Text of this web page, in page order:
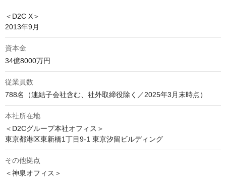
＜D2C X＞
資本金
34億8000万円
従業員数
788名（連結子会社含む、社外取締役除く／2025年3月末時点）
本社所在地
＜D2Cグループ本社オフィス＞
東京都港区東新橋1丁目9-1 東京汐留ビルディング
その他拠点
＜神泉オフィス＞